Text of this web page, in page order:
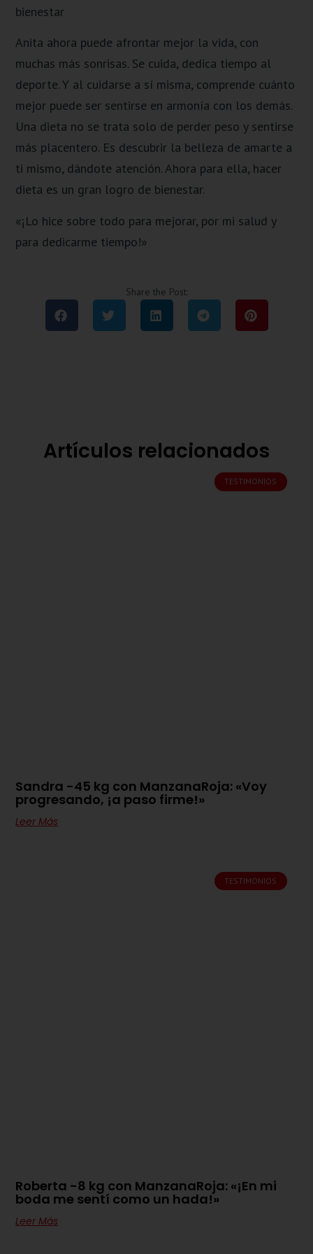
bienestar
Anita ahora puede afrontar mejor la vida, con
muchas más sonrisas. Se cuida, dedica tiempo al
deporte. Y al cuidarse a sí misma, comprende cuánto
mejor puede ser sentirse en armonía con los demás.
Una dieta no se trata solo de perder peso y sentirse
más placentero. Es descubrir la belleza de amarte a
ti mismo, dándote atención. Ahora para ella, hacer
dieta es un gran logro de bienestar.
«¡Lo hice sobre todo para mejorar, por mi salud y
para dedicarme tiempo!»
Share the Post:
Artículos relacionados
TESTIMONIOS
Sandra -45 kg con ManzanaRoja: «Voy
progresando, ¡a paso firme!»
Leer Más
TESTIMONIOS
Roberta -8 kg con ManzanaRoja: «¡En mi
boda me sentí como un hada!»
Leer Más